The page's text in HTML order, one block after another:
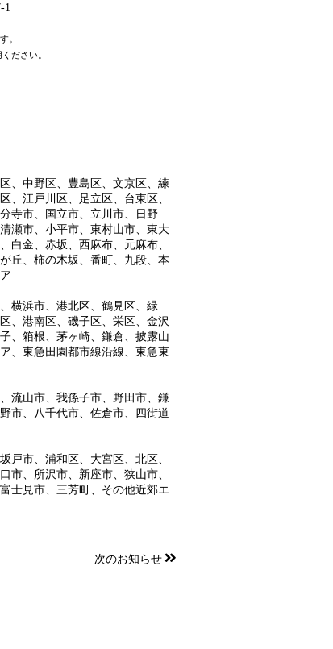
1
。
ださい。
、中野区、豊島区、文京区、練
、江戸川区、足立区、台東区、
寺市、国立市、立川市、日野
瀬市、小平市、東村山市、東大
白金、赤坂、西麻布、元麻布、
丘、柿の木坂、番町、九段、本
横浜市、港北区、鶴見区、緑
、港南区、磯子区、栄区、金沢
、箱根、茅ヶ崎、鎌倉、披露山
、東急田園都市線沿線、東急東
流山市、我孫子市、野田市、鎌
市、八千代市、佐倉市、四街道
戸市、浦和区、大宮区、北区、
市、所沢市、新座市、狭山市、
士見市、三芳町、その他近郊エ
次のお知らせ